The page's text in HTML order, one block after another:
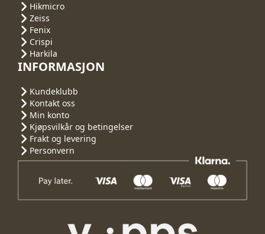
Hikmicro
Zeiss
Fenix
Crispi
Harkila
INFORMASJON
Kundeklubb
Kontakt oss
Min konto
Kjøpsvilkår og betingelser
Frakt og levering
Personvern